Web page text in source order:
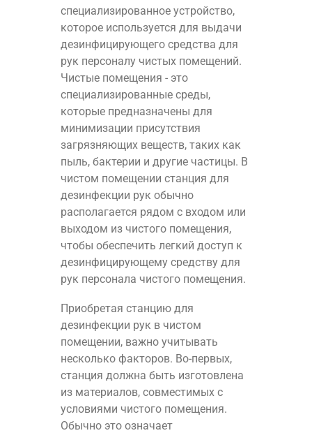
специализированное устройство,
которое используется для выдачи
дезинфицирующего средства для
рук персоналу чистых помещений.
Чистые помещения - это
специализированные среды,
которые предназначены для
минимизации присутствия
загрязняющих веществ, таких как
пыль, бактерии и другие частицы. В
чистом помещении станция для
дезинфекции рук обычно
располагается рядом с входом или
выходом из чистого помещения,
чтобы обеспечить легкий доступ к
дезинфицирующему средству для
рук персонала чистого помещения.
Приобретая станцию для
дезинфекции рук в чистом
помещении, важно учитывать
несколько факторов. Во-первых,
станция должна быть изготовлена
из материалов, совместимых с
условиями чистого помещения.
Обычно это означает